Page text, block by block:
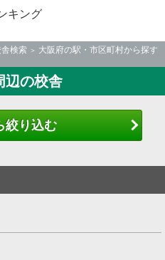
キング
検索
大阪府の駅・市区町村から探す
辺の校舎
絞り込む